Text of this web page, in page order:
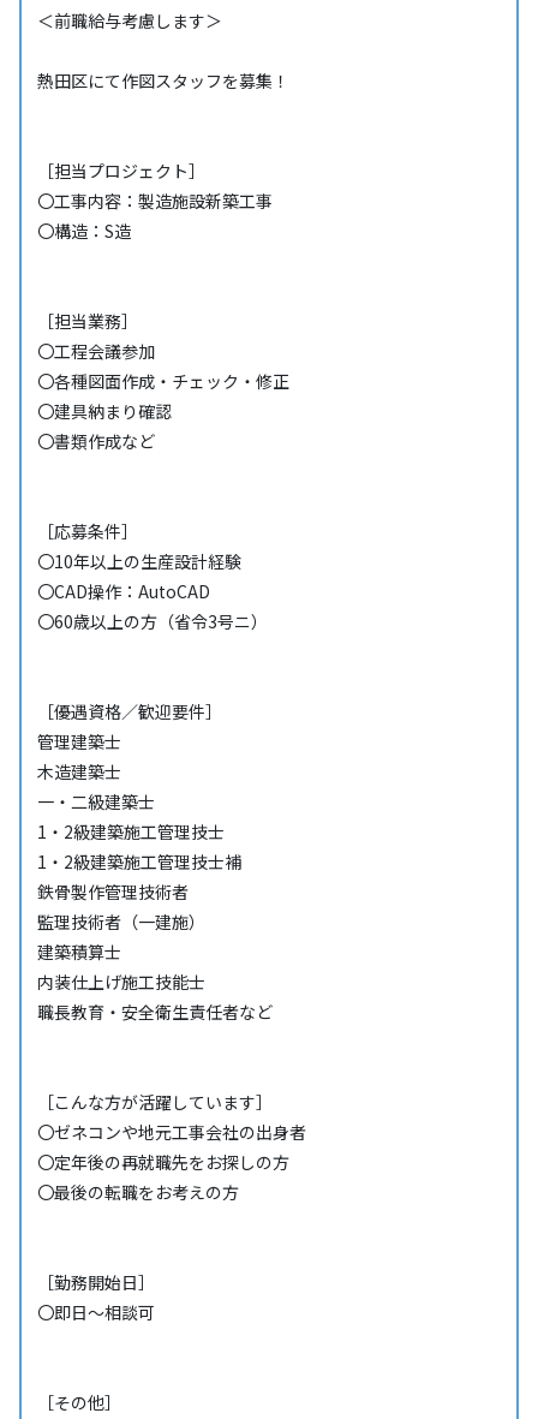
＜前職給与考慮します＞
熱田区にて作図スタッフを募集！
［担当プロジェクト］
〇工事内容：製造施設新築工事
〇構造：S造
［担当業務］
〇工程会議参加
〇各種図面作成・チェック・修正
〇建具納まり確認
〇書類作成など
［応募条件］
〇10年以上の生産設計経験
〇CAD操作：AutoCAD
〇60歳以上の方（省令3号ニ）
［優遇資格／歓迎要件］
管理建築士
木造建築士
一・二級建築士
1・2級建築施工管理技士
1・2級建築施工管理技士補
鉄骨製作管理技術者
監理技術者（一建施）
建築積算士
内装仕上げ施工技能士
職長教育・安全衛生責任者など
［こんな方が活躍しています］
〇ゼネコンや地元工事会社の出身者
〇定年後の再就職先をお探しの方
〇最後の転職をお考えの方
［勤務開始日］
〇即日～相談可
［その他］